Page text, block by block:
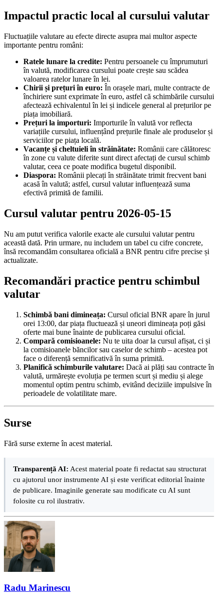
Impactul practic local al cursului valutar
Fluctuațiile valutare au efecte directe asupra mai multor aspecte
importante pentru români:
Ratele lunare la credite: Pentru persoanele cu împrumuturi
în valută, modificarea cursului poate crește sau scădea
valoarea ratelor lunare în lei.
Chirii și prețuri în euro: În orașele mari, multe contracte de
închiriere sunt exprimate în euro, astfel că schimbările cursului
afectează echivalentul în lei și indicele general al prețurilor pe
piața imobiliară.
Prețuri la importuri: Importurile în valută vor reflecta
variațiile cursului, influențând prețurile finale ale produselor și
serviciilor pe piața locală.
Vacanțe și cheltuieli în străinătate: Românii care călătoresc
în zone cu valute diferite sunt direct afectați de cursul schimb
valutar, ceea ce poate modifica bugetul disponibil.
Diaspora: Românii plecați în străinătate trimit frecvent bani
acasă în valută; astfel, cursul valutar influențează suma
efectivă primită de familii.
Cursul valutar pentru 2026-05-15
Nu am putut verifica valorile exacte ale cursului valutar pentru
această dată. Prin urmare, nu includem un tabel cu cifre concrete,
însă recomandăm consultarea oficială a BNR pentru cifre precise și
actualizate.
Recomandări practice pentru schimbul
valutar
Schimbă bani dimineața: Cursul oficial BNR apare în jurul
orei 13:00, dar piața fluctuează și uneori dimineața poți găsi
oferte mai bune înainte de publicarea cursului oficial.
Compară comisioanele: Nu te uita doar la cursul afișat, ci și
la comisioanele băncilor sau caselor de schimb – acestea pot
face o diferență semnificativă în suma primită.
Planifică schimburile valutare: Dacă ai plăți sau contracte în
valută, urmărește evoluția pe termen scurt și mediu și alege
momentul optim pentru schimb, evitând deciziile impulsive în
perioadele de volatilitate mare.
Surse
Fără surse externe în acest material.
Transparență AI: Acest material poate fi redactat sau structurat
cu ajutorul unor instrumente AI și este verificat editorial înainte
de publicare. Imaginile generate sau modificate cu AI sunt
folosite cu rol ilustrativ.
Radu Marinescu